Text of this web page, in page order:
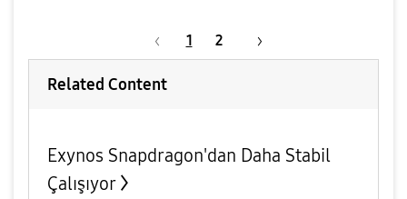
1 2
Related Content
Exynos Snapdragon'dan Daha Stabil
Çalışıyor